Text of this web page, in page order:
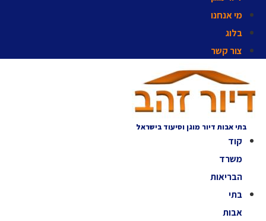
מי אנחנו
בלוג
צור קשר
בתי אבות דיור מוגן וסיעוד בישראל
קוד
משרד
הבריאות
בתי
אבות